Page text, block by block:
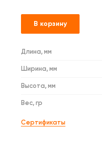
В корзину
Длина, мм
Ширина, мм
Высота, мм
Вес, гр
Сертификаты